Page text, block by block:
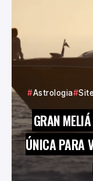
Astrologia
GRAN
ÚNICA PARA